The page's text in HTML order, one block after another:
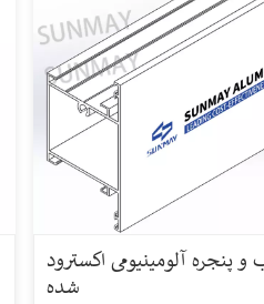
و پنجره آلومینیومی اکسترود
شده